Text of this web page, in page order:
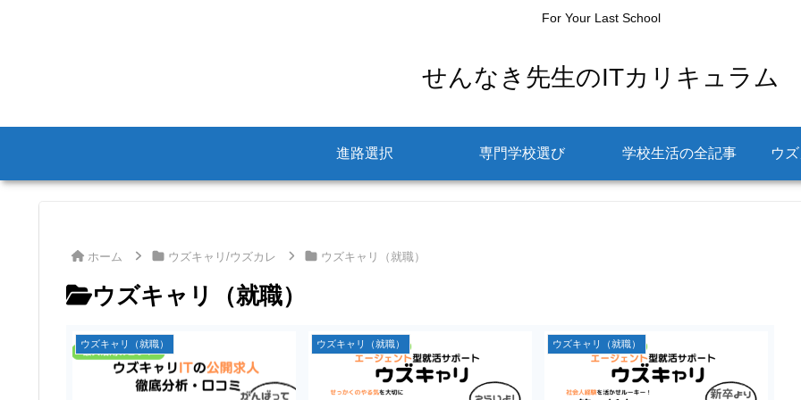
For Your Last School
せんなき先生のITカリキュラム
進路選択 専門学校選び 学校生活の全記事 ウ
ホーム ウズキャリ/ウズカレ ウズキャリ（就職）
ウズキャリ（就職）
ウズキャリ（就職） ウズキャリ（就職） ウズキャリ（就職）